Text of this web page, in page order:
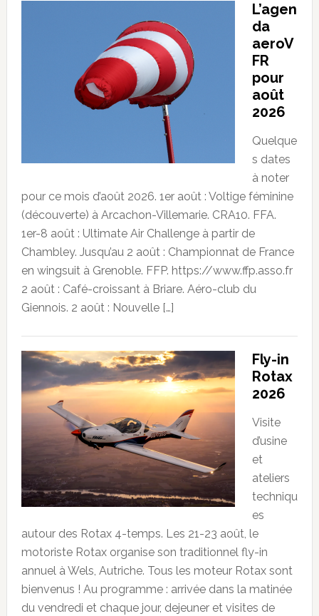
L’agen
da
aeroV
FR
pour
août
2026
Quelque
s dates
à noter
pour ce mois d’août 2026. 1er août : Voltige féminine
(découverte) à Arcachon-Villemarie. CRA10. FFA.
1er-8 août : Ultimate Air Challenge à partir de
Chambley. Jusqu’au 2 août : Championnat de France
en wingsuit à Grenoble. FFP. https://www.ffp.asso.fr
2 août : Café-croissant à Briare. Aéro-club du
Giennois. 2 août : Nouvelle […]
Fly-in
Rotax
2026
Visite
d’usine
et
ateliers
techniqu
es
autour des Rotax 4-temps. Les 21-23 août, le
motoriste Rotax organise son traditionnel fly-in
annuel à Wels, Autriche. Tous les moteur Rotax sont
bienvenus ! Au programme : arrivée dans la matinée
du vendredi et chaque jour, dejeuner et visites de